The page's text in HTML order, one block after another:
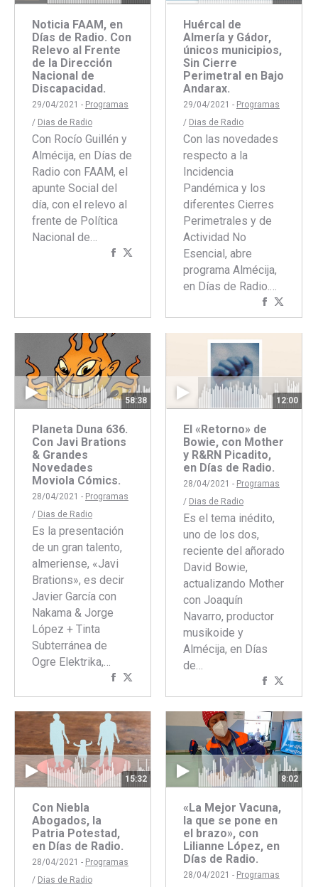
Noticia FAAM, en
Días de Radio. Con
Relevo al Frente
de la Dirección
Nacional de
Discapacidad.
29/04/2021 - Programas
/ Dias de Radio
Con Rocío Guillén y
Almécija, en Días de
Radio con FAAM, el
apunte Social del
día, con el relevo al
frente de Política
Nacional de…
Compartir
Huércal de
Almería y Gádor,
únicos municipios,
Sin Cierre
Perimetral en Bajo
Andarax.
29/04/2021 - Programas
/ Dias de Radio
Con las novedades
respecto a la
Incidencia
Pandémica y los
diferentes Cierres
Perimetrales y de
Actividad No
Esencial, abre
programa Almécija,
en Días de Radio.…
Compartir
concon
58:38
Planeta Duna 636.
Con Javi Brations
& Grandes
Novedades
Moviola Cómics.
28/04/2021 - Programas
/ Dias de Radio
Es la presentación
de un gran talento,
almeriense, «Javi
Brations», es decir
Javier García con
Nakama & Jorge
López + Tinta
Subterránea de
Ogre Elektrika,…
Compartir
con
Facebook
con
Twitter
12:00
El «Retorno» de
Bowie, con Mother
y R&RN Picadito,
en Días de Radio.
28/04/2021 - Programas
/ Dias de Radio
Es el tema inédito,
uno de los dos,
reciente del añorado
David Bowie,
actualizando Mother
con Joaquín
Navarro, productor
musikoide y
Almécija, en Días
de…
Compartir
concon
15:32
Con Niebla
Abogados, la
Patria Potestad,
en Días de Radio.
28/04/2021 - Programas
/ Dias de Radio
8:02
«La Mejor Vacuna,
la que se pone en
el brazo», con
Lilianne López, en
Días de Radio.
28/04/2021 - Programas